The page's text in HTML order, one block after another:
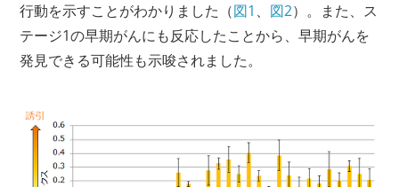
行動を示すことがわかりました（図1 、 図2）。また、ス
テージ1の早期がんにも反応したことから、早期がんを
発見できる可能性も示唆されました。